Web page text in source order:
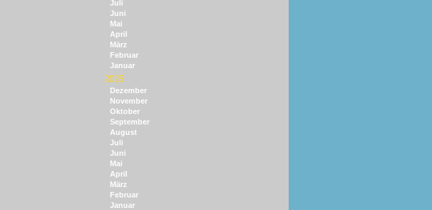
Juli
Juni
Mai
April
März
Februar
Januar
2025
Dezember
November
Oktober
September
August
Juli
Juni
Mai
April
März
Februar
Januar